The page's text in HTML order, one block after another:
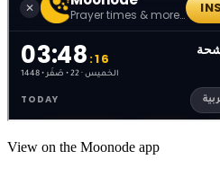
View on the Moonode app